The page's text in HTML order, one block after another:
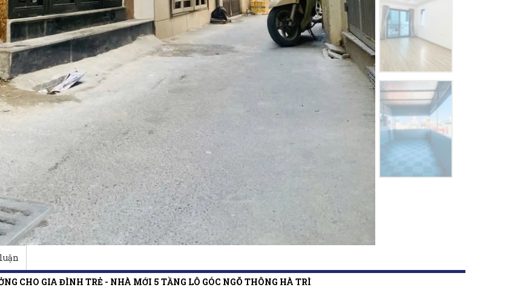
CHO GIA ĐÌNH TRẺ - NHÀ MỚI 5 TẦNG LÔ GÓC NGÕ THÔNG HÀ TRÌ